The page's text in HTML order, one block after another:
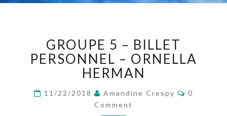
5
BILLET
PERSONNEL
HERMAN
GROUPE 5 – BILLET
PERSONNEL – ORNELLA
HERMAN
11/22/2018 Amandine Crespy
0
Comment